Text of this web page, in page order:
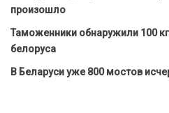
произошло
Таможенники обнаружили 100
белоруса
В Беларуси уже 800 мостов